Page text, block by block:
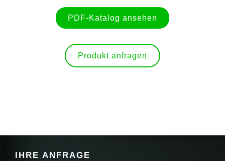
PDF-Katalog ansehen
Produkt anfragen
IHRE ANFRAGE